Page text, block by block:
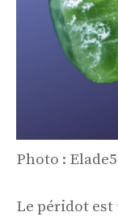
Photo :
Le péridot